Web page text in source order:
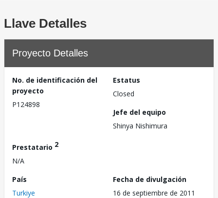
Llave Detalles
Proyecto Detalles
No. de identificación del
proyecto
P124898
Estatus
Closed
Jefe del equipo
Shinya Nishimura
Prestatario 2
N/A
País
Turkiye
Fecha de divulgación
16 de septiembre de 2011